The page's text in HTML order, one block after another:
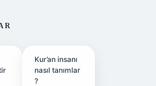
Kur’an insanı
nasıl tanımlar
?